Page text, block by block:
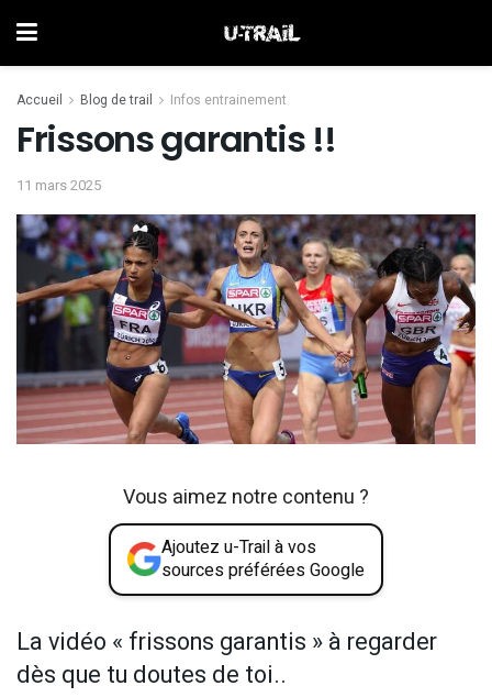
Accueil Blog de trail Infos entrainement
Frissons garantis !!
11 mars 2025
Vous aimez notre contenu ?
Ajoutez u-Trail à vos
sources préférées Google
La vidéo « frissons garantis » à regarder
dès que tu doutes de toi..